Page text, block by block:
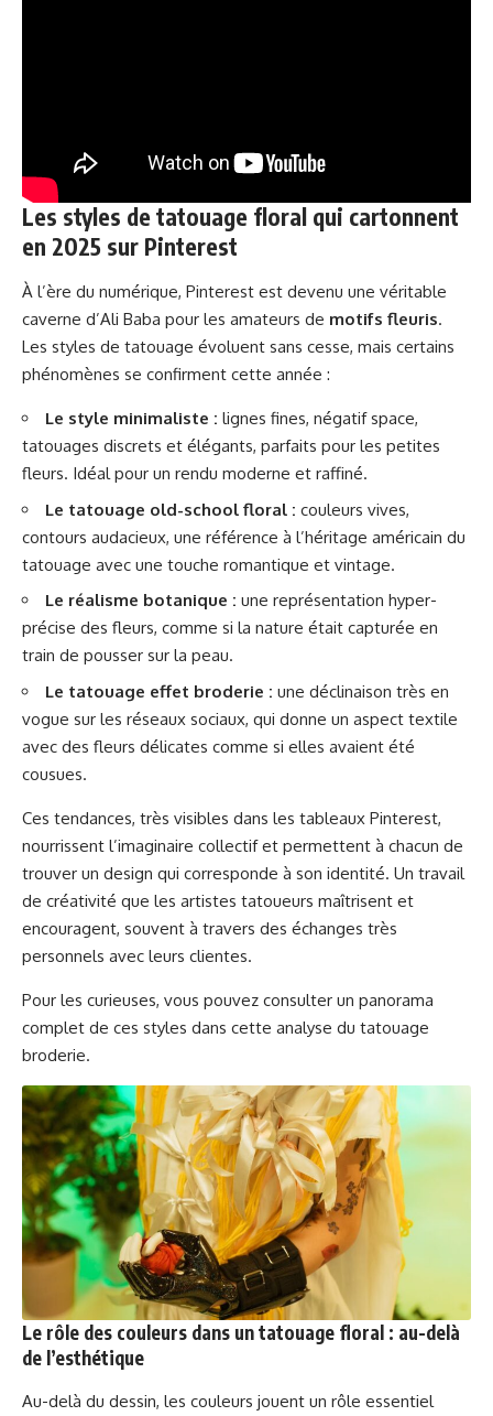
Les styles de tatouage floral qui cartonnent
en 2025 sur Pinterest
À l’ère du numérique, Pinterest est devenu une véritable
caverne d’Ali Baba pour les amateurs de motifs fleuris.
Les styles de tatouage évoluent sans cesse, mais certains
phénomènes se confirment cette année :
Le style minimaliste : lignes fines, négatif space,
tatouages discrets et élégants, parfaits pour les petites
fleurs. Idéal pour un rendu moderne et raffiné.
Le tatouage old-school floral : couleurs vives,
contours audacieux, une référence à l’héritage américain du
tatouage avec une touche romantique et vintage.
Le réalisme botanique : une représentation hyper-
précise des fleurs, comme si la nature était capturée en
train de pousser sur la peau.
Le tatouage effet broderie : une déclinaison très en
vogue sur les réseaux sociaux, qui donne un aspect textile
avec des fleurs délicates comme si elles avaient été
cousues.
Ces tendances, très visibles dans les tableaux Pinterest,
nourrissent l’imaginaire collectif et permettent à chacun de
trouver un design qui corresponde à son identité. Un travail
de créativité que les artistes tatoueurs maîtrisent et
encouragent, souvent à travers des échanges très
personnels avec leurs clientes.
Pour les curieuses, vous pouvez consulter un panorama
complet de ces styles dans cette analyse du tatouage
broderie.
Le rôle des couleurs dans un tatouage floral : au-delà
de l’esthétique
Au-delà du dessin, les couleurs jouent un rôle essentiel